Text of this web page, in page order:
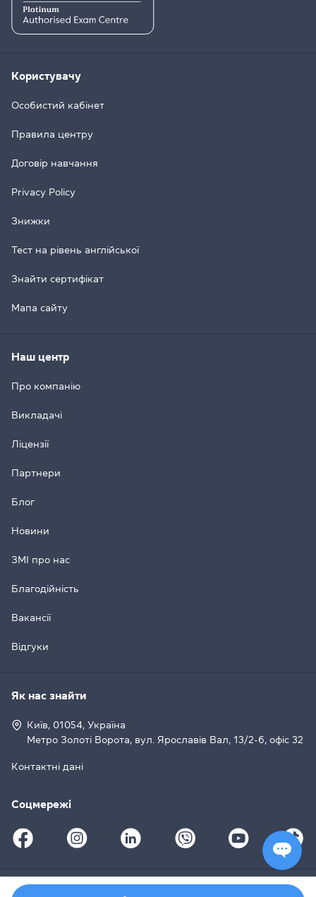
Користувачу
Особистий кабінет
Правила центру
Договір навчання
Privacy Policy
Знижки
Тест на рівень англійської
Знайти сертифікат
Мапа сайту
Наш центр
Про компанію
Викладачі
Ліцензії
Партнери
Блог
Новини
ЗМІ про нас
Благодійність
Вакансії
Відгуки
Як нас знайти
Київ, 01054, Україна
Метро Золоті Ворота, вул. Ярославів Вал, 13/2-б, офіс 32
Контактні дані
Соцмережі
© 2008–2026 Grade Education Centre, Cambridge English